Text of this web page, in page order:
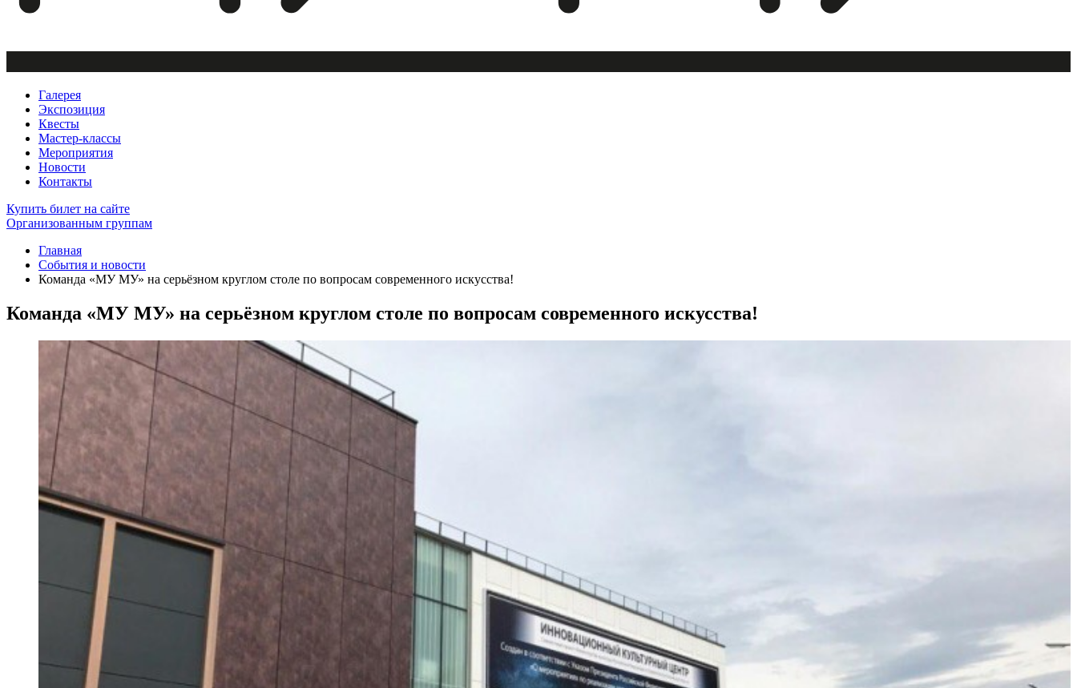
Галерея
Экспозиция
Квесты
Мастер-классы
Мероприятия
Новости
Контакты
Купить билет на сайте
Организованным группам
Главная
События и новости
Команда «МУ МУ» на серьёзном круглом столе по вопросам современного искусства!
Команда «МУ МУ» на серьёзном круглом столе по вопросам современного искусства!